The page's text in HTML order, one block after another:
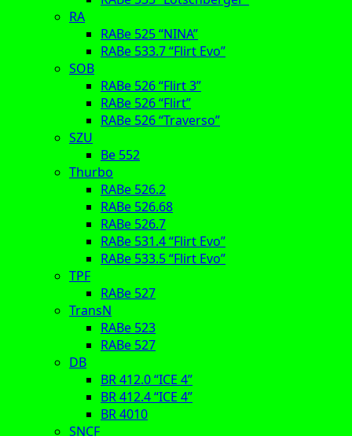
RA
RABe 525 “NINA”
RABe 533.7 “Flirt Evo”
SOB
RABe 526 “Flirt 3”
RABe 526 “Flirt”
RABe 526 “Traverso”
SZU
Be 552
Thurbo
RABe 526.2
RABe 526.68
RABe 526.7
RABe 531.4 “Flirt Evo”
RABe 533.5 “Flirt Evo”
TPF
RABe 527
TransN
RABe 523
RABe 527
DB
BR 412.0 “ICE 4”
BR 412.4 “ICE 4”
BR 4010
SNCF